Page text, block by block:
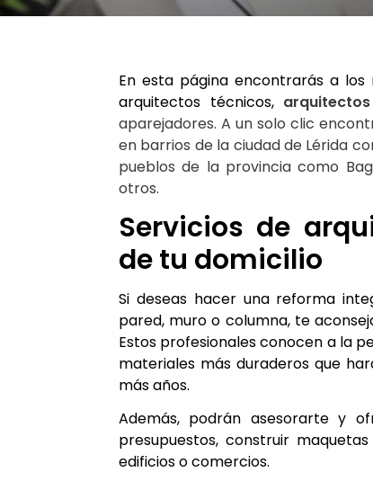
En esta página encontrarás a
arquitectos técnicos,
aparejadores. A un solo clic
en barrios de la ciudad de Lérida
pueblos de la provincia como
otros.
Servicios de
de tu domicilio
Si deseas hacer una reforma
pared, muro o columna, te
Estos profesionales conocen a la
materiales más duraderos que
más años.
Además, podrán asesorarte y
presupuestos, construir
edificios o comercios.